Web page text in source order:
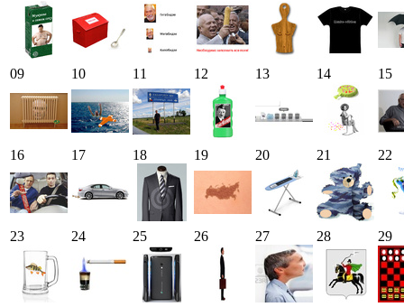
09 10 11 12 13 14 15
16 17 18 19 20 21 22
23 24 25 26 27 28 29